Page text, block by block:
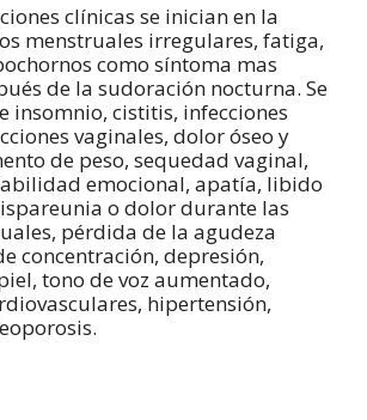
clínicas se inician en la
menstruales irregulares, fatiga,
como síntoma mas
de la sudoración nocturna. Se
insomnio, cistitis, infecciones
vaginales, dolor óseo y
de peso, sequedad vaginal,
emocional, apatía, libido
o dolor durante las
pérdida de la agudeza
concentración, depresión,
tono de voz aumentado,
hipertensión,